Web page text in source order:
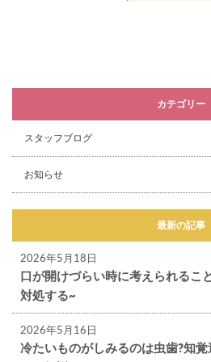
カテゴリー
スタッフブログ
お知らせ
最新の記事
2026年5月18日
口が開けづらい時に考えられるこ
対処する~
2026年5月16日
冷たいものがしみるのは虫歯?知